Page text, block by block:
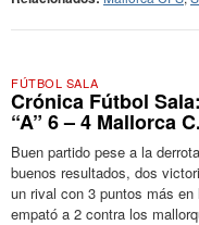
FÚTBOL SALA
Crónica Fútbol
“A” 6 – 4 Mallorca
Buen partido pese a la
buenos resultados, dos
un rival con 3 puntos más
empató a 2 contra los